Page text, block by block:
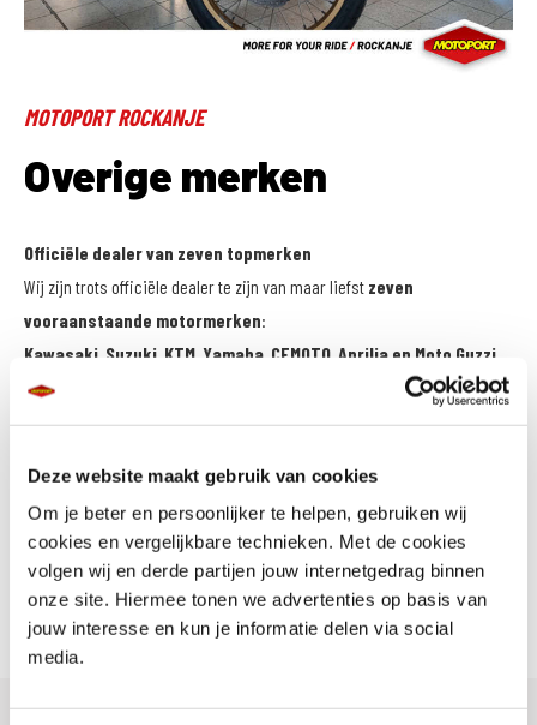
Deze website maakt gebruik van cookies
Om je beter en persoonlijker te helpen, gebruiken wij
cookies en vergelijkbare technieken. Met de cookies
volgen wij en derde partijen jouw internetgedrag binnen
onze site. Hiermee tonen we advertenties op basis van
jouw interesse en kun je informatie delen via social
media.
MOTOPORT ROCKANJE
Overige merken
Officiële dealer van zeven topmerken
Wij zijn trots officiële dealer te zijn van maar liefst zeven
vooraanstaande motormerken:
Kawasaki, Suzuki, KTM, Yamaha, CFMOTO, Aprilia en Moto Guzzi.
Dankzij deze brede en sterke line-up kunnen wij elke rijder helpen aan
een motor die perfect aansluit op stijl, ervaring en rijbehoeften.
Meer dan alleen nieuwe motoren
Naast onze officiële merken bieden wij ook eenruim aanbod
occasionsen kunnen wij nieuwe motoren van andere merken op
aanvraag leveren. Zo zorgen we ervoor dat iedere motorrijder bij ons de
juiste keuze kan maken.